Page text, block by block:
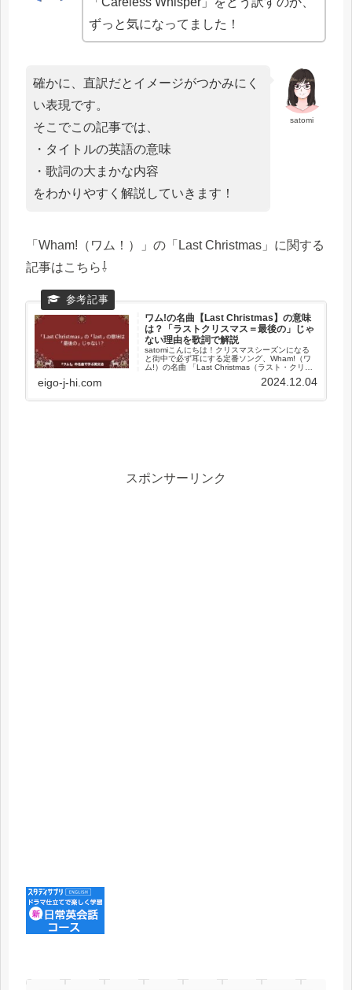
ずっと気になってました！
satomi
確かに、直訳だとイメージがつかみにく
い表現です。
そこでこの記事では、
・タイトルの英語の意味
・歌詞の大まかな内容
をわかりやすく解説していきます！
「Wham!（ワム！）」の「Last Christmas」に関する
記事はこちら⇩
ワム!の名曲【Last Christmas】の意味
は？「ラストクリスマス＝最後の」じゃ
ない理由を歌詞で解説
satomiこんにちは！クリスマスシーズンになる
と街中で必ず耳にする定番ソング、Wham!（ワ
ム!）の名曲 「Last Christmas（ラスト・クリス
Christmas」の意味を「最後のクリ...
eigo-j-hi.com 2024.12.04
スポンサーリンク